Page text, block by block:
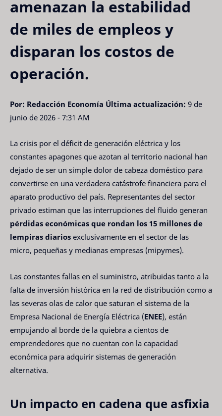
amenazan la estabilidad
de miles de empleos y
disparan los costos de
operación.
Por: Redacción Economía Última actualización: 9 de
junio de 2026 - 7:31 AM
La crisis por el déficit de generación eléctrica y los
constantes apagones que azotan al territorio nacional han
dejado de ser un simple dolor de cabeza doméstico para
convertirse en una verdadera catástrofe financiera para el
aparato productivo del país. Representantes del sector
privado estiman que las interrupciones del fluido generan
pérdidas económicas que rondan los 15 millones de
lempiras diarios exclusivamente en el sector de las
micro, pequeñas y medianas empresas (mipymes).
Las constantes fallas en el suministro, atribuidas tanto a la
falta de inversión histórica en la red de distribución como a
las severas olas de calor que saturan el sistema de la
Empresa Nacional de Energía Eléctrica (ENEE), están
empujando al borde de la quiebra a cientos de
emprendedores que no cuentan con la capacidad
económica para adquirir sistemas de generación
alternativa.
Un impacto en cadena que asfixia